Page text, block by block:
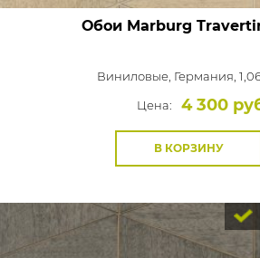
Обои Marburg
Виниловые, Германия,
Цена:
4 300
В КОРЗИНУ